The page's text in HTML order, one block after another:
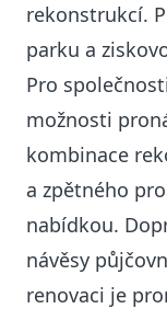
rekonstrukcí.
parku a
Pro
možnosti
kombinace
a zpětného
nabídkou.
návěsy
renovaci je